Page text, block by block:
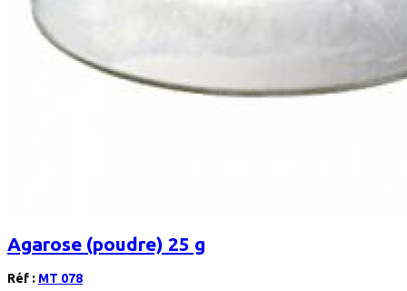
Agarose (poudre) 25 g
Réf : MT 078